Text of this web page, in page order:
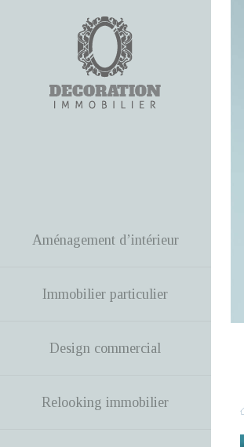
Aménagement d’intérieur
Immobilier particulier
Design commercial
Relooking immobilier